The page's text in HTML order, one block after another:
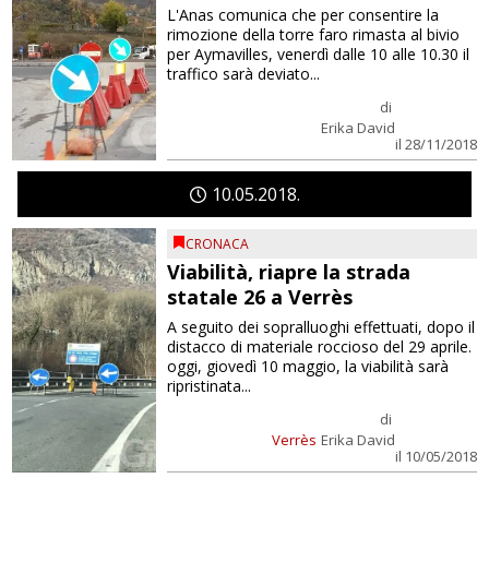
di
Erika David
il 28/11/2018
L'Anas comunica che per consentire la
rimozione della torre faro rimasta al bivio
per Aymavilles, venerdì dalle 10 alle 10.30 il
traffico sarà deviato...
1005 2018
CRONACA
Viabilità, riapre la strada
statale 26 a Verrès
Verrès
di
Erika David
il 10/05/2018
A seguito dei sopralluoghi effettuati, dopo il
distacco di materiale roccioso del 29 aprile.
oggi, giovedì 10 maggio, la viabilità sarà
ripristinata...